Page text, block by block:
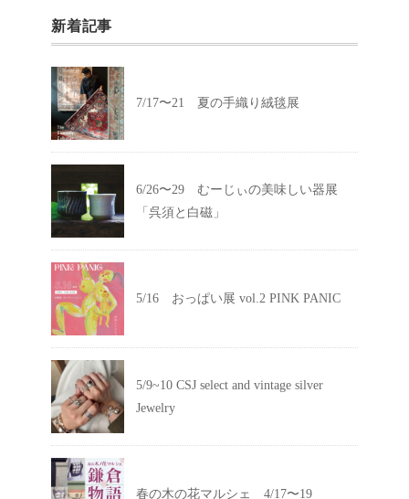
新着記事
7/17〜21 夏の手織り絨毯展
6/26〜29 むーじぃの美味しい器展
「呉須と白磁」
5/16 おっぱい展 vol.2 PINK PANIC
5/9~10 CSJ select and vintage silver
Jewelry
春の木の花マルシェ 4/17〜19